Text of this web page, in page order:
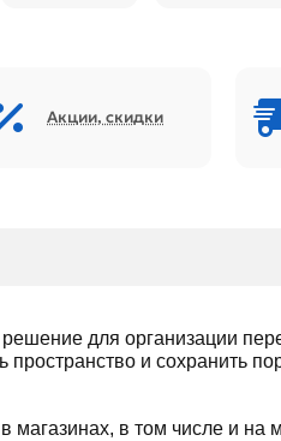
Акции, скидки
для организации
и сохранить
магазинах, в том числе и